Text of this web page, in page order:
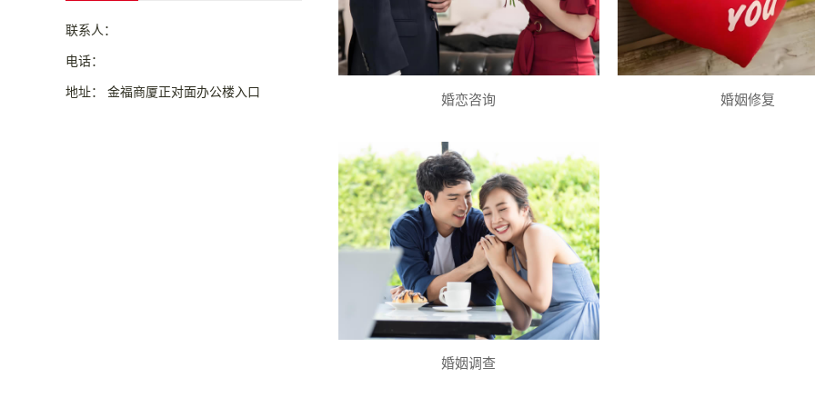
联系人：
电话：
地址： 金福商厦正对面办公楼入口 婚恋咨询 婚姻修复
婚姻调查